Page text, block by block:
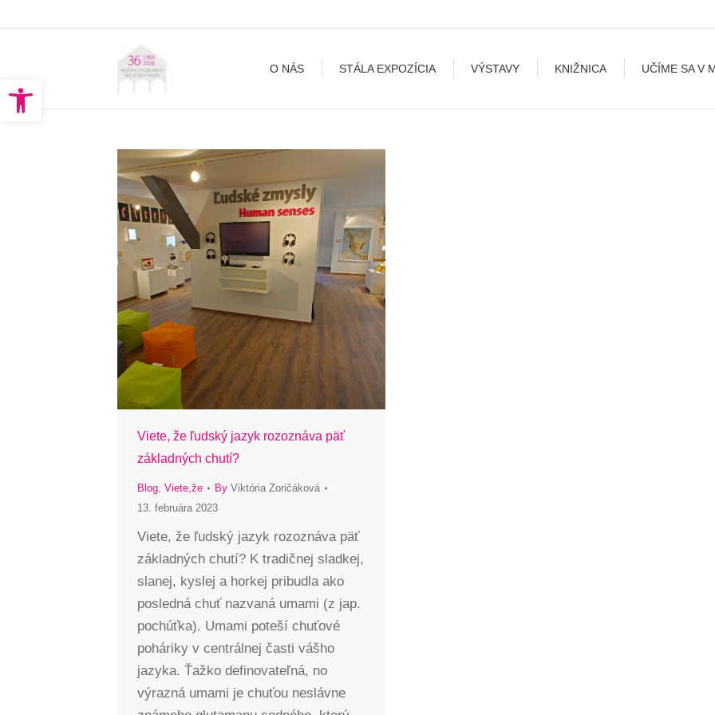
Open toolbar
O NÁS STÁLA EXPOZÍCIA VÝSTAVY KNIŽNICA UČÍME SA V
Viete, že ľudský jazyk rozoznáva päť
základných chutí?
Blog, Viete,že By Viktória Zoričáková
13. februára 2023
Viete, že ľudský jazyk rozoznáva päť
základných chutí? K tradičnej sladkej,
slanej, kyslej a horkej pribudla ako
posledná chuť nazvaná umami (z jap.
pochúťka). Umami poteší chuťové
poháriky v centrálnej časti vášho
jazyka. Ťažko definovateľná, no
výrazná umami je chuťou neslávne
O NÁS STÁLA EXPOZÍCIA VÝSTAVY KNIŽNICA UČÍME SA V MÚZEU